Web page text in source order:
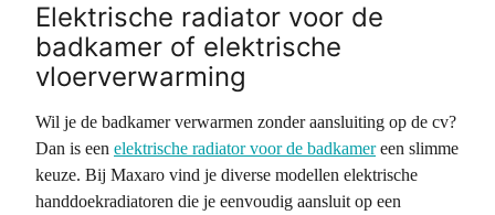
Elektrische radiator voor de
badkamer of elektrische
vloerverwarming
Wil je de badkamer verwarmen zonder aansluiting op de cv?
Dan is een elektrische radiator voor de badkamereen slimme
keuze. Bij Maxaro vind je diverse modellen elektrische
handdoekradiatoren die je eenvoudig aansluit op een